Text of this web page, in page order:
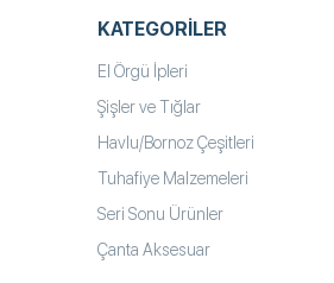
KATEGORILER
El Örgü İpleri
Şişler ve Tığlar
Havlu/Bornoz Çeşitleri
Tuhafiye Malzemeleri
Seri Sonu Ürünler
Çanta Aksesuar